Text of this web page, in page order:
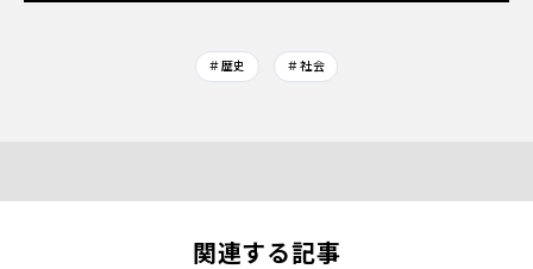
＃歴史 ＃社会
関連する記事